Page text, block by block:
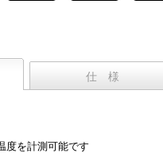
仕 様
度を計測可能です